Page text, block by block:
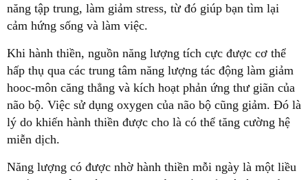
năng tập trung, làm giảm stress, từ đó giúp bạn tìm lại
cảm hứng sống và làm việc.
Khi hành thiền, nguồn năng lượng tích cực được cơ thể
hấp thụ qua các trung tâm năng lượng tác động làm giảm
hooc-môn căng thẳng và kích hoạt phản ứng thư giãn của
não bộ. Việc sử dụng oxygen của não bộ cũng giảm. Đó là
lý do khiến hành thiền được cho là có thể tăng cường hệ
miễn dịch.
Năng lượng có được nhờ hành thiền mỗi ngày là một liều